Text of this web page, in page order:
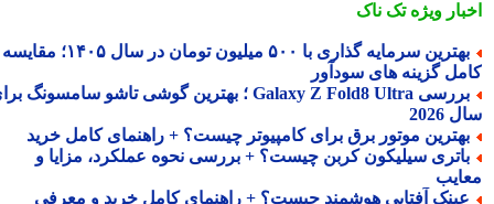
ویژهتک ناک
بهترین سرمایه گذاری با ۵۰۰ میلیون تومان در سال ۱۴۰۵؛ مقایسه
گزینه های سودآور
بررسی Galaxy Z Fold8 Ultra ؛ بهترین گوشی تاشو سامسونگ برای
2026
موتور برق برای کامپیوتر چیست؟ + راهنمای کامل خرید
سیلیکون کربن چیست؟ + بررسی نحوه عملکرد، مزایا و
آفتابی هوشمند چیست؟ + راهنمای کامل خرید و معرفی